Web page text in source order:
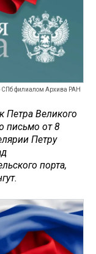
СПб филиалом Архива РАН
Петра Великого
письмо от 8
Петру
порта,